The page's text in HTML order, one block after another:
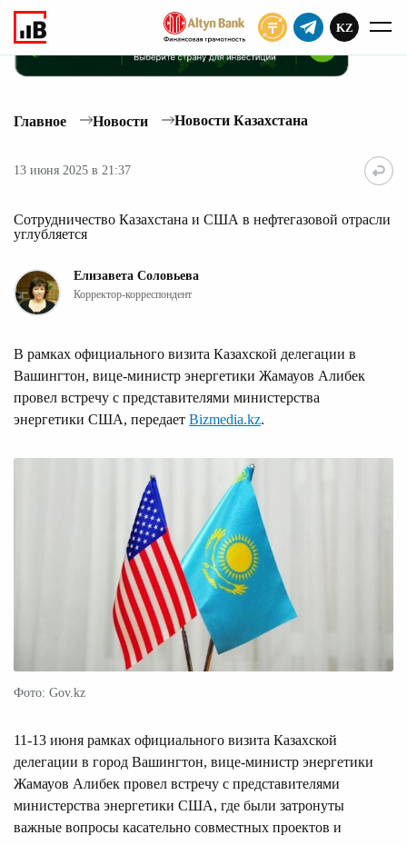
KZ
Главное Новости Новости Казахстана
13 июня 2025 в 21:37
Сотрудничество Казахстана и США в нефтегазовой отрасли
углубляется
Елизавета Соловьева
Корректор-корреспондент
В рамках официального визита Казахской делегации в
Вашингтон, вице-министр энергетики Жамауов Алибек
провел встречу с представителями министерства
энергетики США, передает Bizmedia.kz.
Фото: Gov.kz
11-13 июня рамках официального визита Казахской
делегации в город Вашингтон, вице-министр энергетики
Жамауов Алибек провел встречу с представителями
министерства энергетики США, где были затронуты
важные вопросы касательно совместных проектов и